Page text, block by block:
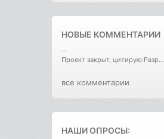
НОВЫЕ КОММЕНТАРИИ
...
Проект закрыт, цитирую:Разр...
все комментарии
НАШИ ОПРОСЫ: